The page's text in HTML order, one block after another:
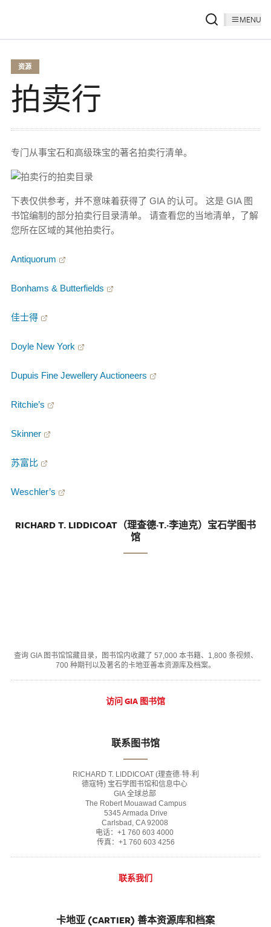
MENU
资源
拍卖行
专门从事宝石和高级珠宝的著名拍卖行清单。
下表仅供参考，并不意味着获得了 GIA 的认可。 这是 GIA 图
书馆编制的部分拍卖行目录清单。 请查看您的当地清单，了解
您所在区域的其他拍卖行。
Antiquorum
Bonhams & Butterfields
佳士得
Doyle New York
Dupuis Fine Jewellery Auctioneers
Ritchie’s
Skinner
苏富比
Weschler’s
RICHARD T. LIDDICOAT（理查德·T.·李迪克）宝石学图书
馆
查询 GIA 图书馆馆藏目录，图书馆内收藏了 57,000 本书籍、1,800 条视频、
700 种期刊以及著名的卡地亚善本资源库及档案。
访问 GIA 图书馆
联系图书馆
RICHARD T. LIDDICOAT (理查德·特·利
德寇特) 宝石学图书馆和信息中心
GIA 全球总部
The Robert Mouawad Campus
5345 Armada Drive
Carlsbad, CA 92008
电话：+1 760 603 4000
传真：+1 760 603 4256
联系我们
卡地亚 (CARTIER) 善本资源库和档案